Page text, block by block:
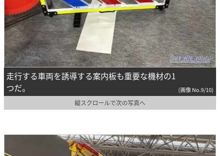
走行する車両を誘導する案内板も重要な機材の1
つだ。
(画像 No.9/10)
縦スクロールで次の写真へ